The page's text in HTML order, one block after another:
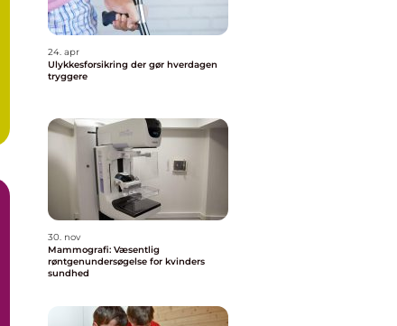
24. apr
Ulykkesforsikring der gør hverdagen
tryggere
30. nov
Mammografi: Væsentlig
røntgenundersøgelse for kvinders
sundhed